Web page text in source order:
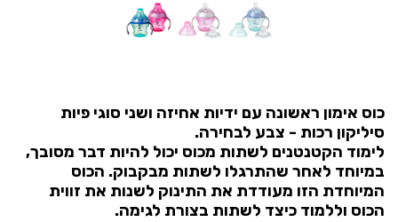
כוס אימון ראשונה עם ידיות אחיזה ושני סוגי פיות
סיליקון רכות - צבע לבחירה.
לימוד הקטנטנים לשתות מכוס יכול להיות דבר מסובך,
במיוחד לאחר שהתרגלו לשתות מבקבוק. הכוס
המיוחדת הזו מעודדת את התינוק לשנות את זווית
הכוס וללמוד כיצד לשתות בצורת לגימה.